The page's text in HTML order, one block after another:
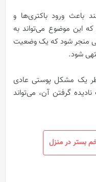
باعث ورود باکتری‌ها و
این موضوع می‌تواند به
منجر شود که یک وضعیت
شود.
نظر یک مشکل پوستی عادی
گرفتن آن، می‌تواند
بستر در منزل